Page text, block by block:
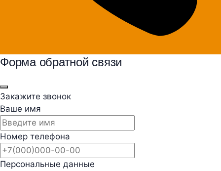
Форма обратной связи
Закажите звонок
Ваше имя
Номер телефона
Персональные данные